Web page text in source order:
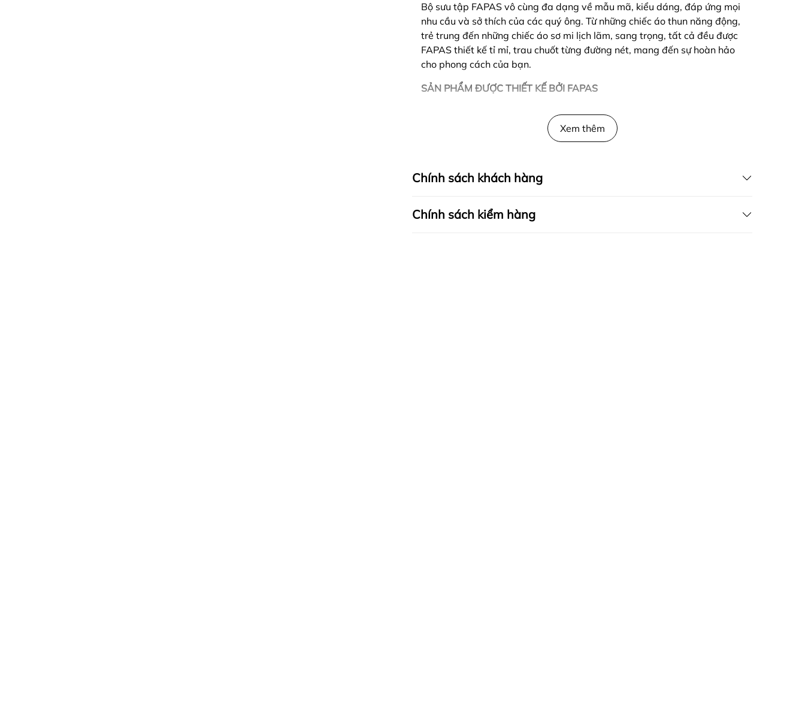
Bộ sưu tập FAPAS vô cùng đa dạng về mẫu mã, kiểu dáng, đáp ứng mọi
nhu cầu và sở thích của các quý ông. Từ những chiếc áo thun năng động,
trẻ trung đến những chiếc áo sơ mi lịch lãm, sang trọng, tất cả đều được
FAPAS thiết kế tỉ mỉ, trau chuốt từng đường nét, mang đến sự hoàn hảo
cho phong cách của bạn.
SẢN PHẨM ĐƯỢC THIẾT KẾ BỞI FAPAS
Xem thêm
Chính sách khách hàng
Chính sách kiểm hàng